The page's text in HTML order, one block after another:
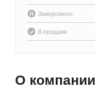
Заморожено
В продаже
О компании